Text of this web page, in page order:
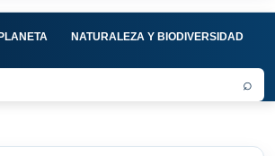
NATURALEZA Y BIODIVERSIDAD
⌕